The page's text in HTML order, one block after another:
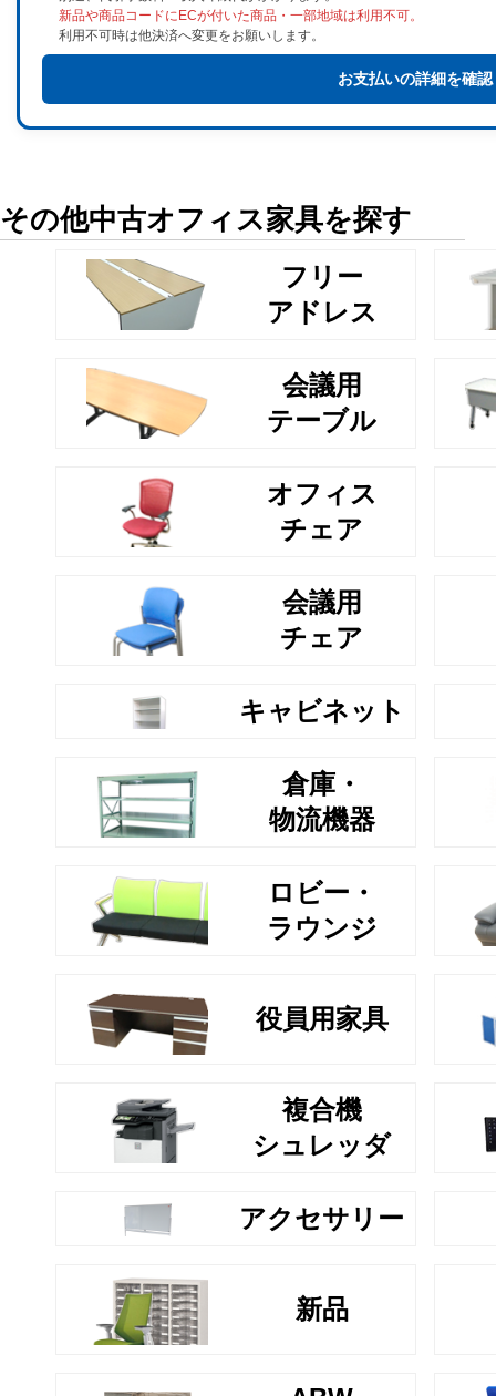
新品や商品コードにECが付いた商品・一部地域は利用不可。
利用不可時は他決済へ変更をお願いします。
お支払いの詳細を確認
その他中古オフィス家具を探す
フリー
アドレス
会議用
テーブル
オフィス
チェア
会議用
チェア
キャビネット
倉庫・
物流機器
ロビー・
ラウンジ
役員用家具
複合機
シュレッダ
アクセサリー
新品